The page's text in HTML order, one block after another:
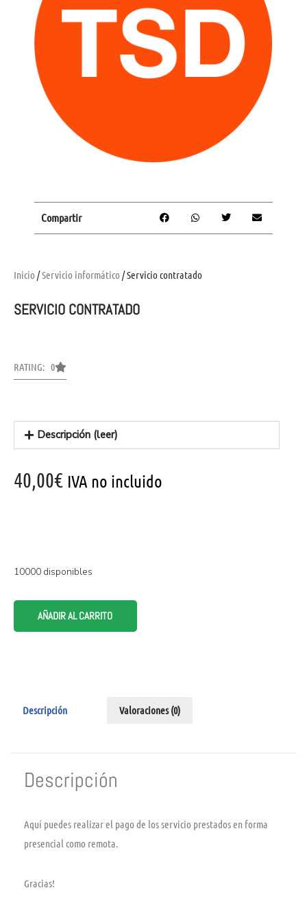
Inicio /Servicio informático / Servicio contratado
SERVICIO CONTRATADO
RATING: 0
Descripción (leer)
40,00€ IVA no incluido
10000 disponibles
AÑADIR AL CARRITO
Compartir
Descripción Valoraciones (0)
Descripción
Aquí puedes realizar el pago de los servicio prestados en forma
presencial como remota.
Gracias!